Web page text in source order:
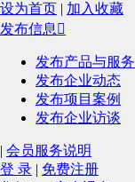
设为首页 | 加入收藏
发布信息 
发布产品与服务
发布企业动态
发布项目案例
发布企业访谈
| 会员服务说明
登 录 | 免费注册